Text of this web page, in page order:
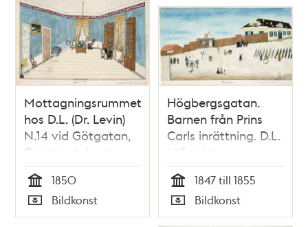
Mottagningsrummet
hos D.L. (Dr. Levin)
N.14 vid Götgatan,
Qvarteret Jupiter
Större, en trappa
upp - Operationen
onsdagen den 24
april år 1850
Tid
1850
Typ
Bildkonst
Högbergsgatan.
Barnen från Prins
Carls inrättning. D.L.
Löfström.
Undertecknad.
Tid
1847 till 1855
Typ
Bildkonst